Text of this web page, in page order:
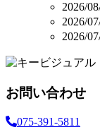
2026/
2026/
2026/
お問い合わせ
075-391-5811